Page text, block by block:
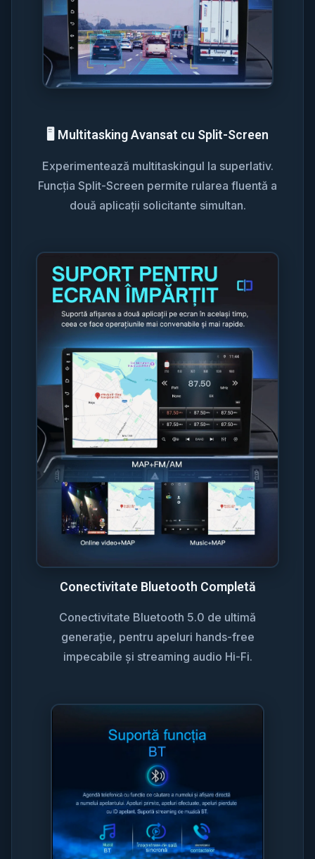
🖥️ Multitasking Avansat cu Split-Screen
Experimentează multitaskingul la superlativ.
Funcția Split-Screen permite rularea fluentă a
două aplicații solicitante simultan.
Conectivitate Bluetooth Completă
Conectivitate Bluetooth 5.0 de ultimă
generație, pentru apeluri hands-free
impecabile și streaming audio Hi-Fi.